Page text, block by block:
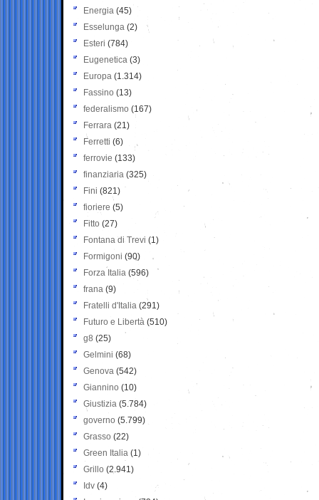
Energia (45)
Esselunga (2)
Esteri (784)
Eugenetica (3)
Europa (1.314)
Fassino (13)
federalismo (167)
Ferrara (21)
Ferretti (6)
ferrovie (133)
finanziaria (325)
Fini (821)
fioriere (5)
Fitto (27)
Fontana di Trevi (1)
Formigoni (90)
Forza Italia (596)
frana (9)
Fratelli d'Italia (291)
Futuro e Libertà (510)
g8 (25)
Gelmini (68)
Genova (542)
Giannino (10)
Giustizia (5.784)
governo (5.799)
Grasso (22)
Green Italia (1)
Grillo (2.941)
Idv (4)